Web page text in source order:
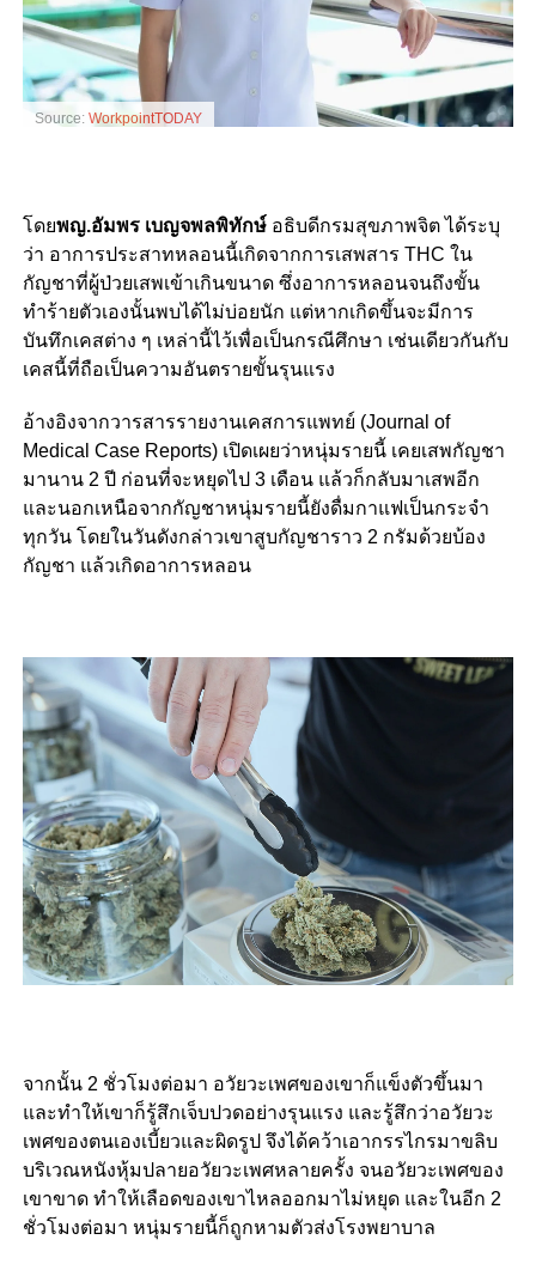
Source: WorkpointTODAY
โดยพญ.อัมพร เบญจพลพิทักษ์อธิบดีกรมสุขภาพจิต ได้ระบุ
ว่า อาการประสาทหลอนนี้เกิดจากการเสพสาร THC ใน
กัญชาที่ผู้ป่วยเสพเข้าเกินขนาด ซึ่งอาการหลอนจนถึงขั้น
ทำร้ายตัวเองนั้นพบได้ไม่บ่อยนัก แต่หากเกิดขึ้นจะมีการ
บันทึกเคสต่าง ๆ เหล่านี้ไว้เพื่อเป็นกรณีศึกษา เช่นเดียวกันกับ
เคสนี้ที่ถือเป็นความอันตรายขั้นรุนแรง
อ้างอิงจากวารสารรายงานเคสการแพทย์ (Journal of
Medical Case Reports) เปิดเผยว่าหนุ่มรายนี้ เคยเสพกัญชา
มานาน 2 ปี ก่อนที่จะหยุดไป 3 เดือน แล้วก็กลับมาเสพอีก
และนอกเหนือจากกัญชาหนุ่มรายนี้ยังดื่มกาแฟเป็นกระจำ
ทุกวัน โดยในวันดังกล่าวเขาสูบกัญชาราว 2 กรัมด้วยบ้อง
กัญชา แล้วเกิดอาการหลอน
จากนั้น 2 ชั่วโมงต่อมา อวัยวะเพศของเขาก็แข็งตัวขึ้นมา
และทำให้เขาก็รู้สึกเจ็บปวดอย่างรุนแรง และรู้สึกว่าอวัยวะ
เพศของตนเองเบี้ยวและผิดรูป จึงได้คว้าเอากรรไกรมาขลิบ
บริเวณหนังหุ้มปลายอวัยวะเพศหลายครั้ง จนอวัยวะเพศของ
เขาขาด ทำให้เลือดของเขาไหลออกมาไม่หยุด และในอีก 2
ชั่วโมงต่อมา หนุ่มรายนี้ก็ถูกหามตัวส่งโรงพยาบาล